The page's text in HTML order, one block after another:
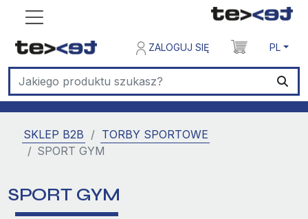
ZALOGUJ SIĘ PL
SKLEP B2B
TORBY SPORTOWE
SPORT GYM
SPORT GYM